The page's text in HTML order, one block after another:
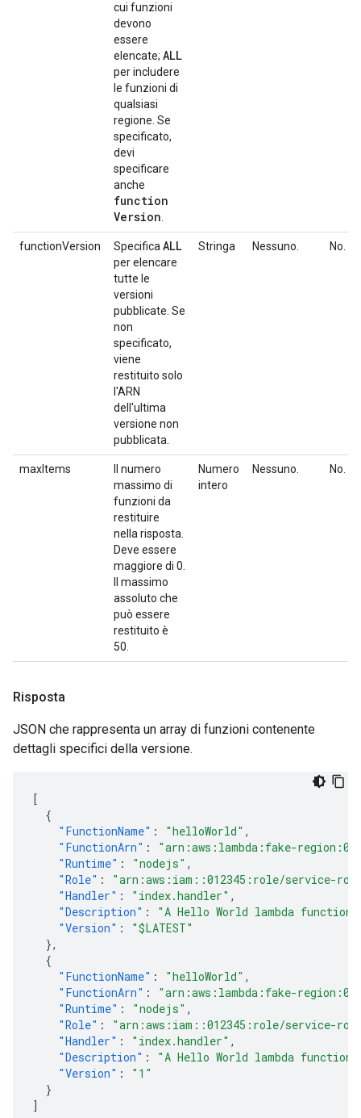
cui funzioni
devono
essere
elencate; ALL
per includere
le funzioni di
qualsiasi
regione. Se
specificato,
devi
specificare
anche
function
Version
functionVersion Specifica ALL
per elencare
tutte le
versioni
pubblicate. Se
non
specificato,
viene
restituito solo
l'ARN
dell'ultima
versione non
pubblicata.
Stringa Nessuno. No.
maxItems
Il numero
massimo di
funzioni da
restituire
nella risposta.
Deve essere
maggiore di 0.
Il massimo
assoluto che
può essere
restituito è
50.
Numero
intero
Nessuno. No.
Risposta
JSON che rappresenta un array di funzioni contenente
dettagli specifici della versione.
[
{
"FunctionName" : "helloWorld" ,
"FunctionArn" :
"arn:aws:lambda:fake-
"Runtime" : "nodejs" ,
"Role" :
"arn:aws:iam::012345:role/service-
"Handler" : "index.handler" ,
"Description" :
"A Hello World lambda
"Version" :
"$LATEST"
},
{
"FunctionName" : "helloWorld" ,
"FunctionArn" :
"arn:aws:lambda:fake-
"Runtime" : "nodejs" ,
"Role" :
"arn:aws:iam::012345:role/service-
"Handler" : "index.handler" ,
"Description" :
"A Hello World lambda
"Version" :
"1"
}
]